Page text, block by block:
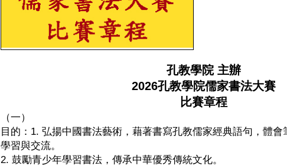
孔教學院 主辦
2026孔教學院儒家書法大賽
比賽章程
（一）
目的：1. 弘揚中國書法藝術，藉著書寫孔教儒家經典語句，體
學習與交流。
2. 鼓勵青少年學習書法，傳承中華優秀傳統文化。